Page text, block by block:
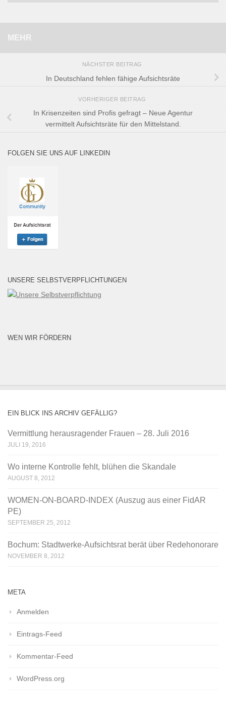
MEHR
NÄCHSTER BEITRAG
In Deutschland fehlen fähige Aufsichtsräte
VORHERIGER BEITRAG
In Krisenzeiten sind Profis gefragt – Neue Agentur
vermittelt Aufsichtsräte für den Mittelstand.
FOLGEN SIE UNS AUF LINKEDIN
UNSERE SELBSTVERPFLICHTUNGEN
WEN WIR FÖRDERN
EIN BLICK INS ARCHIV GEFÄLLIG?
Vermittlung herausragender Frauen – 28. Juli 2016
JULI 19, 2016
Wo interne Kontrolle fehlt, blühen die Skandale
AUGUST 8, 2012
WOMEN-ON-BOARD-INDEX (Auszug aus einer FidAR
PE)
SEPTEMBER 25, 2012
Bochum: Stadtwerke-Aufsichtsrat berät über Redehonorare
NOVEMBER 8, 2012
META
Anmelden
Eintrags-Feed
Kommentar-Feed
WordPress.org